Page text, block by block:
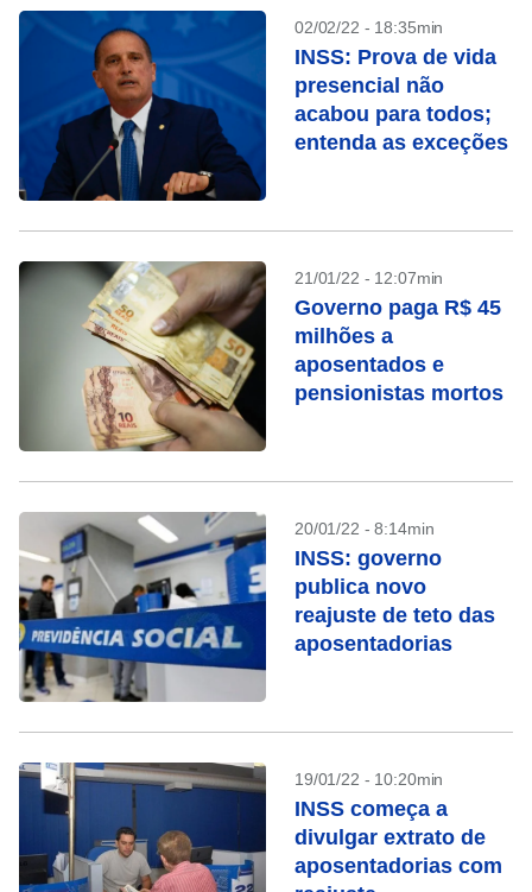
02/02/22 - 18:35min
INSS: Prova de vida
presencial não
acabou para todos;
entenda as exceções
21/01/22 - 12:07min
Governo paga R$ 45
milhões a
aposentados e
pensionistas mortos
20/01/22 - 8:14min
INSS: governo
publica novo
reajuste de teto das
aposentadorias
19/01/22 - 10:20min
INSS começa a
divulgar extrato de
aposentadorias com